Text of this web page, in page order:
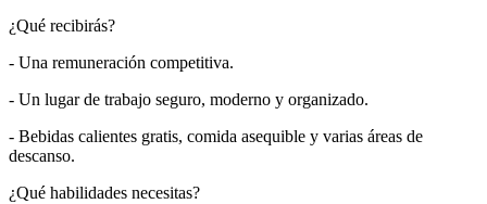
¿Qué recibirás?
- Una remuneración competitiva.
- Un lugar de trabajo seguro, moderno y organizado.
- Bebidas calientes gratis, comida asequible y varias áreas de
descanso.
¿Qué habilidades necesitas?